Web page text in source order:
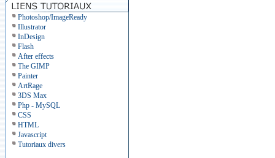
Photoshop/ImageReady
Illustrator
InDesign
Flash
After effects
The GIMP
Painter
ArtRage
3DS Max
Php - MySQL
CSS
HTML
Javascript
Tutoriaux divers